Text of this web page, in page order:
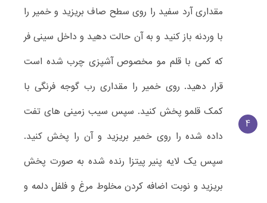
4
مقداری آرد سفید را روی سطح صاف بریزید و خمیر را
با وردنه باز کنید و به آن حالت دهید و داخل سینی فر
که کمی با قلم مو مخصوص آشپزی چرب شده است
قرار دهید. روی خمیر را مقداری رب گوجه فرنگی با
کمک قلمو پخش کنید. سپس سیب زمینی های تفت
داده شده را روی خمیر بریزید و آن را پخش کنید.
سپس یک لایه پنیر پیتزا رنده شده به صورت پخش
بریزید و نوبت اضافه کردن مخلوط مرغ و فلفل دلمه و